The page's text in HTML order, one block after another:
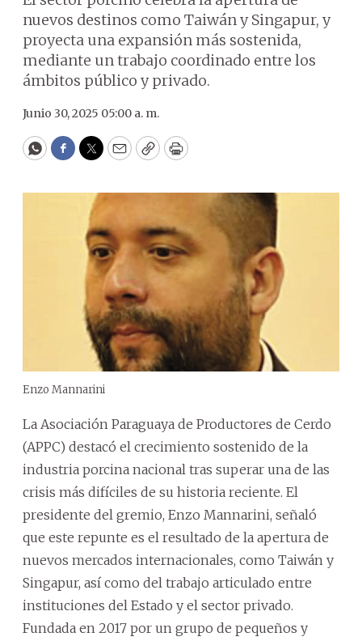
nuevos destinos como Taiwán y Singapur, y
proyecta una expansión más sostenida,
mediante un trabajo coordinado entre los
ámbitos público y privado.
Junio 30, 2025 05:00 a. m.
WhatsApp
Facebook
Twitter
EmailCopyPrint
Enzo Mannarini
La Asociación Paraguaya de Productores de Cerdo
(APPC) destacó el crecimiento sostenido de la
industria porcina nacional tras superar una de las
crisis más difíciles de su historia reciente. El
presidente del gremio, Enzo Mannarini, señaló
que este repunte es el resultado de la apertura de
nuevos mercados internacionales, como Taiwán y
Singapur, así como del trabajo articulado entre
instituciones del Estado y el sector privado.
Fundada en 2017 por un grupo de pequeños y